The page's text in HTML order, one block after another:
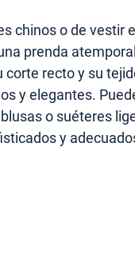
chinos o de vestir
prenda
corte recto y su
y elegantes.
o suéteres
y